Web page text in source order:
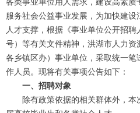
各类事业单位用人需求，建设高素质
服务社会公益事业发展，为加快建
人才支撑，根据《事业单位公开招
号）等有关文件精神，洪湖市人力
各乡镇区办）事业单位，采取统一笔
作人员。现将有关事项公告如下：
一、招聘对象
除有政策依据的相关群体外，本